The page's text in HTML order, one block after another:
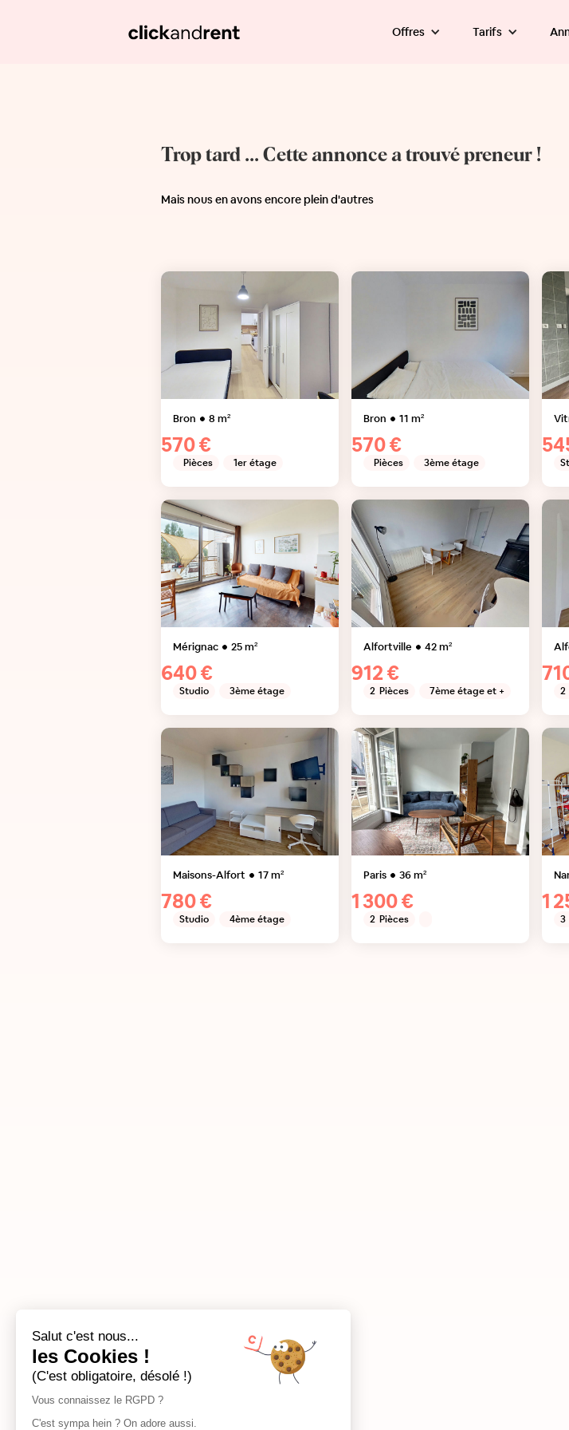
Offres Tarifs
Trop tard ... Cette annonce a trouvé preneur !
Mais nous en avons encore plein d'autres
Bron 8 m²
570 €
Pièces 1er étage
Bron 11 m²
570 €
Pièces 3ème étage
Mérignac 25m²
640 €
Studio 3ème étage
Alfortville 42m²
912 €
2 Pièces 7ème étage et + 2
Maisons-Alfort 17m²
780 €
Studio 4ème étage
Paris 36m²
1 300 €
2 Pièces
1
3
Salut c'est nous...
les Cookies !
(C'est obligatoire, désolé !)
Vous connaissez le RGPD ?
C'est sympa hein ? On adore aussi.